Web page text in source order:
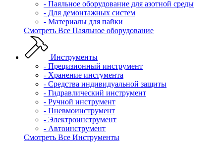
- Паяльное оборудование для азотной среды
- Для демонтажных систем
- Материалы для пайки
Смотреть Все Паяльное оборудование
Инструменты
- Прецизионный инструмент
- Хранение инстумента
- Средства индивидуальной защиты
- Гидравлический инструмент
- Ручной инструмент
- Пневмоинструмент
- Электроинструмент
- Автоинструмент
Смотреть Все Инструменты